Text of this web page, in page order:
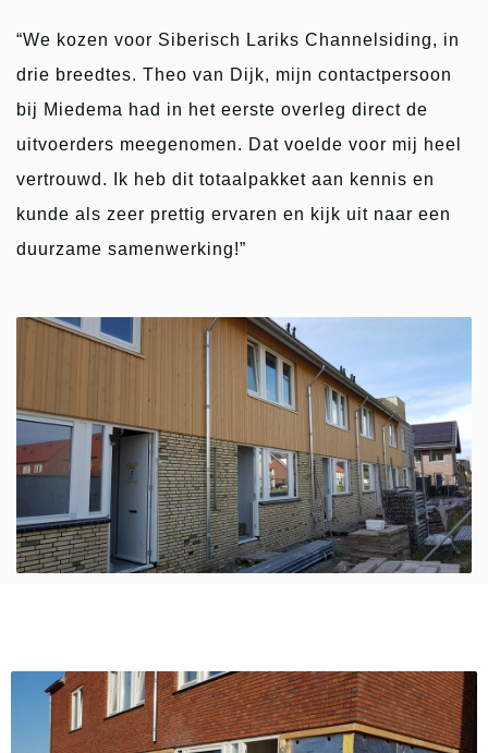
“We kozen voor Siberisch Lariks Channelsiding, in
drie breedtes. Theo van Dijk, mijn contactpersoon
bij Miedema had in het eerste overleg direct de
uitvoerders meegenomen. Dat voelde voor mij heel
vertrouwd. Ik heb dit totaalpakket aan kennis en
kunde als zeer prettig ervaren en kijk uit naar een
duurzame samenwerking!”